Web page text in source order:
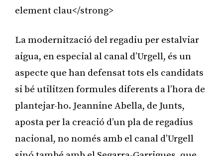
element clau</strong>
La modernització del regadiu per estalviar
aigua, en especial al canal d’Urgell, és un
aspecte que han defensat tots els candidats
si bé utilitzen formules diferents a l’hora de
plantejar-ho. Jeannine Abella, de Junts,
aposta per la creació d’un pla de regadius
nacional, no només amb el canal d’Urgell